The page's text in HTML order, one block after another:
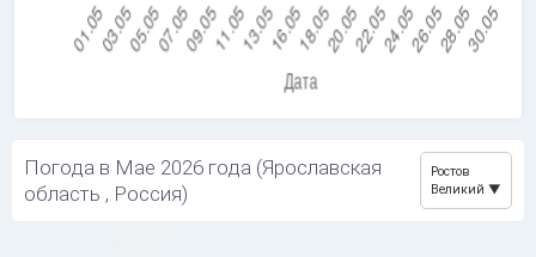
Погода в Мае 2026 года (Ярославская
область , Россия)
Ростов
Великий